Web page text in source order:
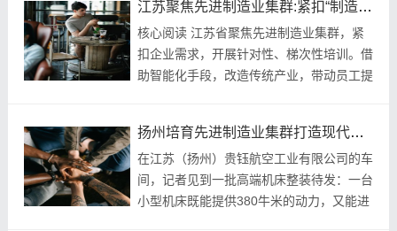
江苏聚焦先进制造业集群:紧扣“制造企业要什么、一线职工缺什么”
核心阅读 江苏省聚焦先进制造业集群，紧
扣企业需求，开展针对性、梯次性培训。借
助智能化手段，改造传统产业，带动员工提
开电脑、登...
扬州培育先进制造业集群打造现代化产业体系
在江苏（扬州）贵钰航空工业有限公司的车
间，记者见到一批高端机床整装待发：一台
小型机床既能提供380牛米的动力，又能进